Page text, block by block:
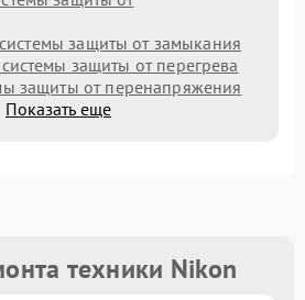
защиты от замыкания
защиты от перегрева
защиты от перенапряжения
Показать еще
техники Nikon